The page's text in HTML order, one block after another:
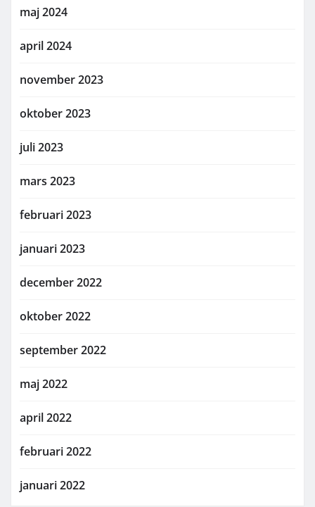
maj 2024
april 2024
november 2023
oktober 2023
juli 2023
mars 2023
februari 2023
januari 2023
december 2022
oktober 2022
september 2022
maj 2022
april 2022
februari 2022
januari 2022